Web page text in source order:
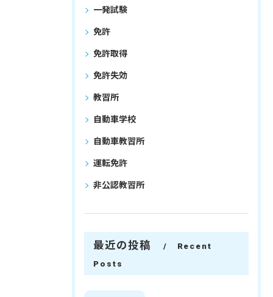
一発試験
免許
免許取得
免許失効
教習所
自動車学校
自動車教習所
運転免許
非公認教習所
最近の投稿
Recent
Posts